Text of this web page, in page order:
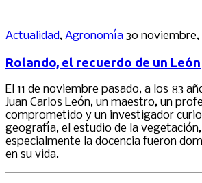
Actualidad, Agronomía 30 noviembre,
Rolando, el recuerdo de un León
El 11 de noviembre pasado, a los 83
Juan Carlos León, un maestro, un
comprometido y un investigador
geografía, el estudio de la
especialmente la docencia fueron
en su vida.